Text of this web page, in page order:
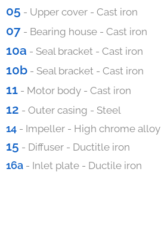
05 - Upper cover - Cast iron
07 - Bearing house - Cast iron
10a - Seal bracket - Cast iron
10b - Seal bracket - Cast iron
11 - Motor body - Cast iron
12 - Outer casing - Steel
14 - Impeller - High chrome alloy
15 - Diffuser - Ductitle iron
16a - Inlet plate - Ductile iron